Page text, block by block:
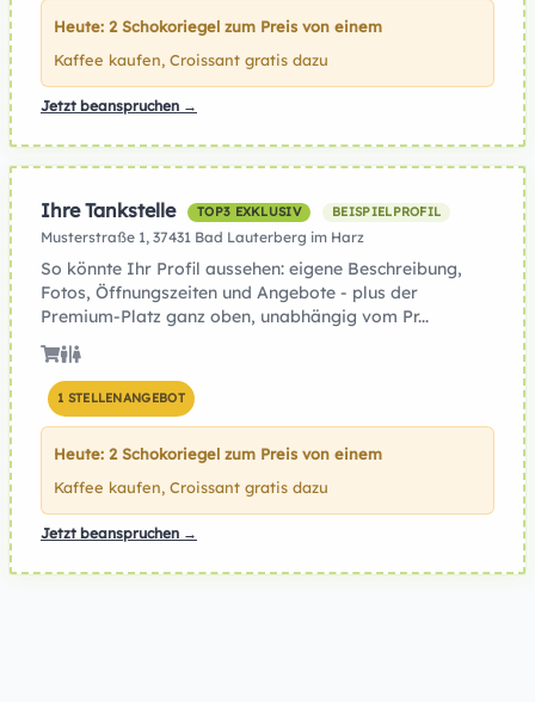
Heute: 2 Schokoriegel zum Preis von einem
Kaffee kaufen, Croissant gratis dazu
Jetzt beanspruchen →
Ihre Tankstelle TOP3 EXKLUSIV BEISPIELPROFIL
Musterstraße 1, 37431 Bad Lauterberg im Harz
So könnte Ihr Profil aussehen: eigene Beschreibung,
Fotos, Öffnungszeiten und Angebote - plus der
Premium-Platz ganz oben, unabhängig vom Pr...
1 STELLENANGEBOT
Heute: 2 Schokoriegel zum Preis von einem
Kaffee kaufen, Croissant gratis dazu
Jetzt beanspruchen →